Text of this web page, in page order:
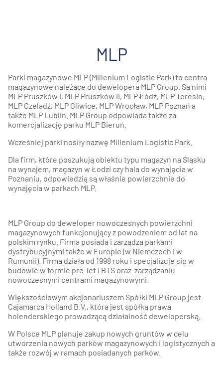
MLP
Parki magazynowe MLP (Millenium Logistic Park) to centra
magazynowe należące do dewelopera MLP Group. Są nimi
MLP Pruszków I, MLP Pruszków II, MLP Łódź, MLP Teresin,
MLP Czeladź, MLP Gliwice, MLP Wrocław, MLP Poznań a
także MLP Lublin. MLP Group odpowiada także za
komercjalizację parku MLP Bieruń.
Wcześniej parki nosiły nazwę Millenium Logistic Park.
Dla firm, które poszukują obiektu typu magazyn na Śląsku
na wynajem, magazyn w Łodzi czy hala do wynajęcia w
Poznaniu, odpowiedzią są właśnie powierzchnie do
wynajęcia w parkach MLP.
MLP Group do deweloper nowoczesnych powierzchni
magazynowych funkcjonujący z powodzeniem od lat na
polskim rynku. Firma posiada i zarządza parkami
dystrybucyjnymi także w Europie (w Niemczech i w
Rumunii). Firma działa od 1998 roku i specjalizuje się w
budowie w formie pre-let i BTS oraz zarządzaniu
nowoczesnymi centrami magazynowymi.
Większościowym akcjonariuszem Spółki MLP Group jest
Cajamarca Holland B.V., która jest spółką prawa
holenderskiego prowadzącą działalność deweloperską.
W Polsce MLP planuje zakup nowych gruntów w celu
utworzenia nowych parków magazynowych i logistycznych a
także rozwój w ramach posiadanych parków.